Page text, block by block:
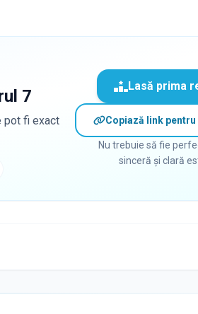
7
pot fi exact
Lasă prima
Copiază link
Nu trebuie să fie
sinceră și clară